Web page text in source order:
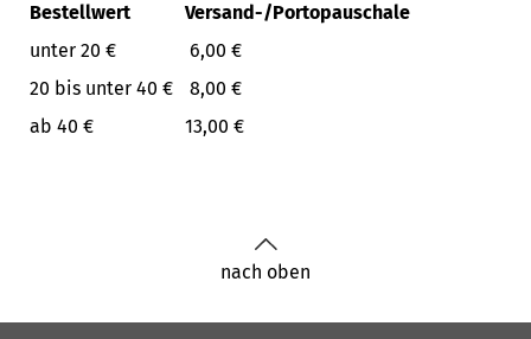
Bestellwert
Versand-/Portopauschale
unter 20 €
6,00 €
20 bis unter 40 €
8,00 €
ab 40 €
13,00 €
nach oben